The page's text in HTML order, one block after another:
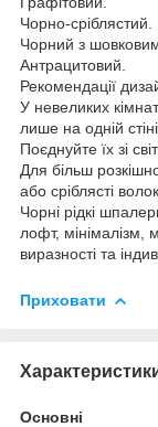
Чорно-сріблястий.
Чорний з
Антрацитовий.
Рекомендації
У невеликих
лише на одній стіні.
Поєднуйте їх зі
Для більш
або сріблясті
Чорні рідкі
лофт,
виразності та
Приховати
Основні